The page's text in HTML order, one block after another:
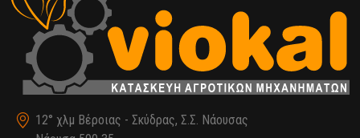
12° χλμ Βέροιας - Σκύδρας, Σ.Σ. Νάουσας